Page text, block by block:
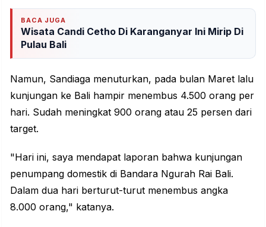
BACA JUGA
Wisata Candi Cetho Di Karanganyar Ini Mirip Di
Pulau Bali
Namun, Sandiaga menuturkan, pada bulan Maret lalu
kunjungan ke Bali hampir menembus 4.500 orang per
hari. Sudah meningkat 900 orang atau 25 persen dari
target.
"Hari ini, saya mendapat laporan bahwa kunjungan
penumpang domestik di Bandara Ngurah Rai Bali.
Dalam dua hari berturut-turut menembus angka
8.000 orang," katanya.